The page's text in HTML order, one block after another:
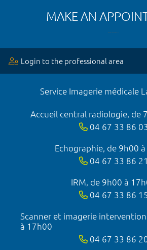
MAKE AN
Login to the professional area
Service Imagerie médicale
Accueil central radiologie, de
04 67 33 86
Echographie, de 9h00
04 67 33 86 21
IRM, de 9h00 à
04 67 33 86
Scanner et imagerie
à 17h00
04 67 33 86